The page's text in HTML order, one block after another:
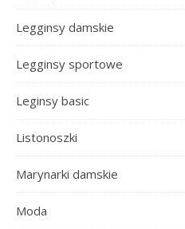
Legginsy damskie
Legginsy sportowe
Leginsy basic
Listonoszki
Marynarki damskie
Moda